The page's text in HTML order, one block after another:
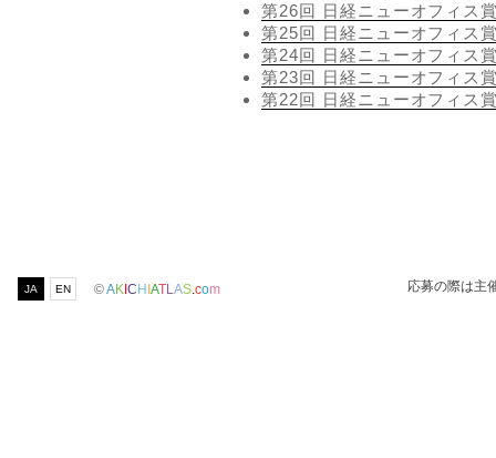
第26回 日経ニューオフィス
第25回 日経ニューオフィス
第24回 日経ニューオフィス
第23回 日経ニューオフィス
第22回 日経ニューオフィス
JA EN ©AK C H ATLAS.com 応募の際は主